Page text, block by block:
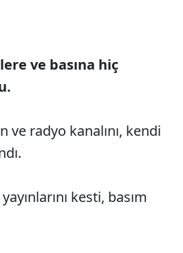
ve basına hiç
ve radyo kanalını, kendi
kesti, basım